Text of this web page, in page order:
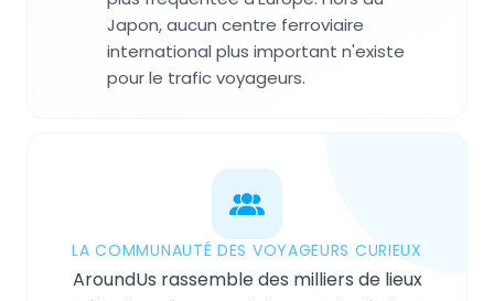
Japon, aucun centre ferroviaire
international plus important n'existe
pour le trafic voyageurs.
LA COMMUNAUTÉ DES VOYAGEURS CURIEUX
AroundUs rassemble des milliers de lieux